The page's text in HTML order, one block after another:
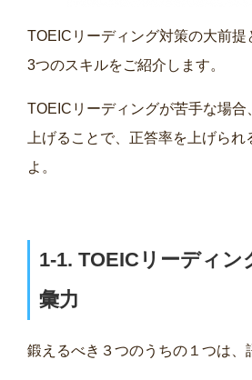
TOEICリーディング対策の大前提
3つのスキルをご紹介します。
TOEICリーディングが苦手な場合
上げることで、正答率を上げら
よ。
1‐1. TOEICリーディ
彙力
鍛えるべき３つのうちの１つは、